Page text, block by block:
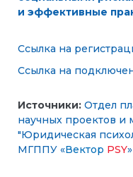
и эффективные
Ссылка на
Ссылка на
Источники: Отдел
научных проектов и
"Юридическая
МГППУ «Вектор PSY»